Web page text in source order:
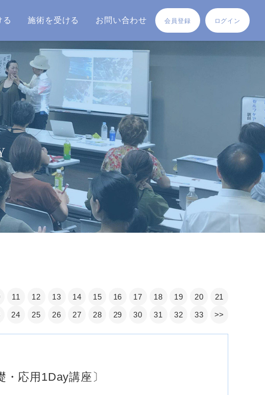
る 施術を受ける お問い合わせ 会員登録 ログイン
11 12 13 14 15 16 17 18 19 20 21
24 25 26 27 28 29 30 31 32 33 >>
応用1Day講座〕